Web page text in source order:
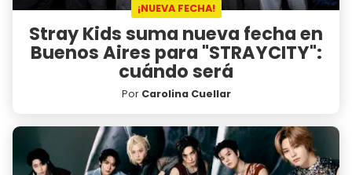
¡NUEVA FECHA!
Stray Kids suma nueva fecha en
Buenos Aires para "STRAYCITY":
cuándo será
Por Carolina Cuellar